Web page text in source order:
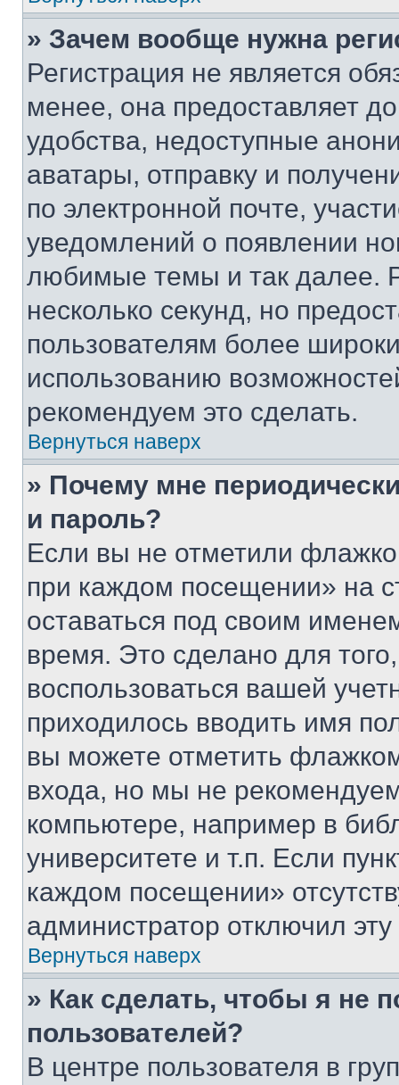
» Зачем вообще нужна
Регистрация не является
менее, она предоставляет
удобства, недоступные
аватары, отправку и
по электронной почте,
уведомлений о появлении
любимые темы и так далее.
несколько секунд, но
пользователям более
использованию
рекомендуем это сделать.
Вернуться наверх
» Почему мне
и пароль?
Если вы не отметили
при каждом посещении» на
оставаться под своим
время. Это сделано для
воспользоваться вашей
приходилось вводить имя
вы можете отметить
входа, но мы не
компьютере, например в
университете и т.п. Если
каждом посещении»
администратор отключил
Вернуться наверх
» Как сделать, чтобы я не
пользователей?
В центре пользователя в